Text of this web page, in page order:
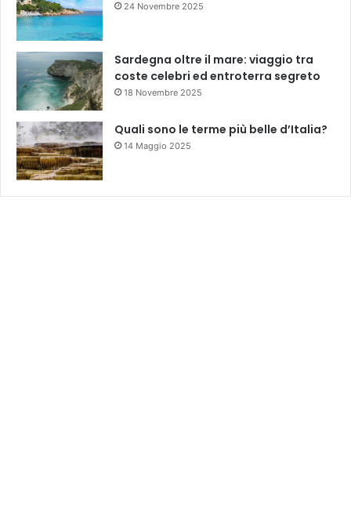
24 Novembre 2025
Sardegna oltre il mare: viaggio tra
coste celebri ed entroterra segreto
18 Novembre 2025
Quali sono le terme più belle d’Italia?
14 Maggio 2025